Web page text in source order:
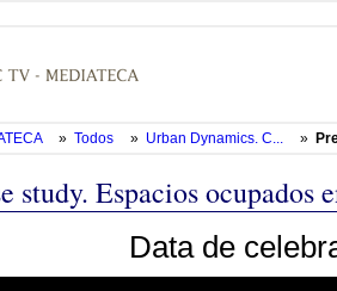
» Todos » Urban Dynamics. C... »
study. Espacios
Data de